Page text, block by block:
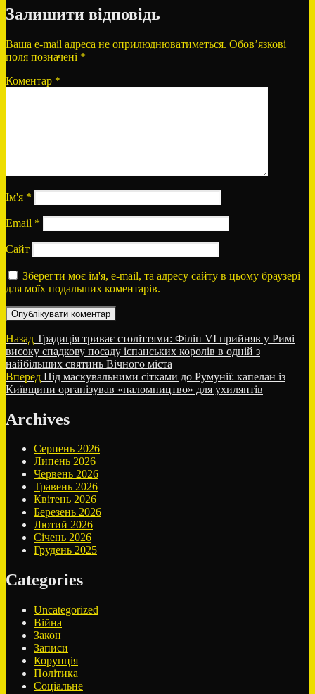
Залишити відповідь
Ваша e-mail адреса не оприлюднюватиметься. Обов’язкові
поля позначені *
Коментар *
Ім'я *
Email *
Сайт
Зберегти моє ім'я, e-mail, та адресу сайту в цьому браузері
для моїх подальших коментарів.
Навігація
записів
Назад Попередній
запис:
Традиція триває століттями: Філіп VI прийняв у Римі
високу спадкову посаду іспанських королів в одній з
найбільших святинь Вічного міста
Вперед Наступний
запис:
Під маскувальними сітками до Румунії: капелан із
Київщини організував «паломництво» для ухилянтів
Archives
Серпень 2026
Липень 2026
Червень 2026
Травень 2026
Квітень 2026
Березень 2026
Лютий 2026
Січень 2026
Грудень 2025
Categories
Uncategorized
Війна
Закон
Записи
Корупція
Політика
Соціальне